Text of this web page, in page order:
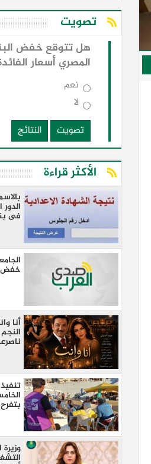
تصويت
هل تتوقع خفض
المصري أسعار
نعم
لا
تصويت
النتائج
الأكثر قراءة
فى
خفض
أنا